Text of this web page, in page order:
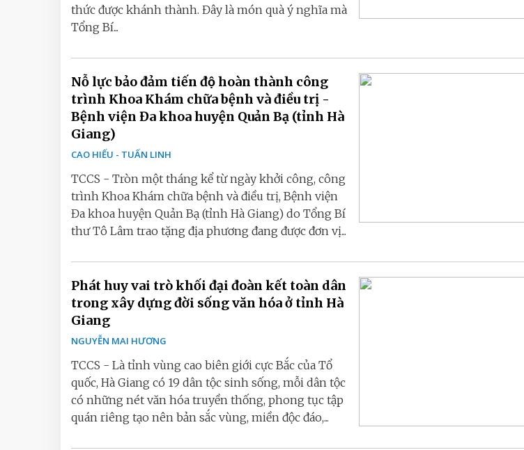
thức được khánh thành. Đây là món quà ý nghĩa mà
Tổng Bí...
Nỗ lực bảo đảm tiến độ hoàn thành công
trình Khoa Khám chữa bệnh và điều trị -
Bệnh viện Đa khoa huyện Quản Bạ (tỉnh Hà
Giang)
CAO HIẾU - TUẤN LINH
TCCS - Tròn một tháng kể từ ngày khởi công, công
trình Khoa Khám chữa bệnh và điều trị, Bệnh viện
Đa khoa huyện Quản Bạ (tỉnh Hà Giang) do Tổng Bí
thư Tô Lâm trao tặng địa phương đang được đơn vị...
Phát huy vai trò khối đại đoàn kết toàn dân
trong xây dựng đời sống văn hóa ở tỉnh Hà
Giang
NGUYỄN MAI HƯƠNG
TCCS - Là tỉnh vùng cao biên giới cực Bắc của Tổ
quốc, Hà Giang có 19 dân tộc sinh sống, mỗi dân tộc
có những nét văn hóa truyền thống, phong tục tập
quán riêng tạo nên bản sắc vùng, miền độc đáo,...